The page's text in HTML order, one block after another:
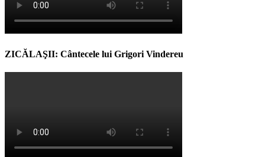
ZICĂLAŞII: Cântecele lui Grigori Vindereu